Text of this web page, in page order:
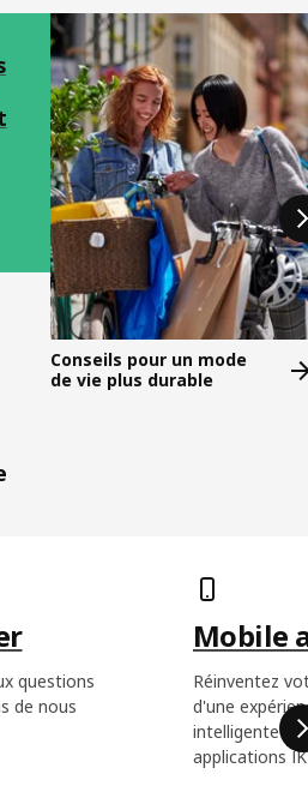
Conseils pour un mode
de vie plus durable
questions
de nous
Mobile
Réinventez
d'une
intelligente
applications